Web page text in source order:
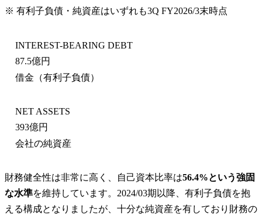
※ 有利子負債・純資産はいずれも3Q FY2026/3末時点
INTEREST-BEARING DEBT
87.5億円
借金（有利子負債）
NET ASSETS
393億円
会社の純資産
財務健全性は非常に高く、自己資本比率は56.4%という強固
な水準を維持しています。2024/03期以降、有利子負債を抱
える構成となりましたが、十分な純資産を有しており財務の